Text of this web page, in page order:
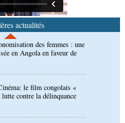
actualités
des femmes : une
en Angola en faveur de
le film congolais «
contre la délinquance
Lucie-Bongo : des
le plateau technique